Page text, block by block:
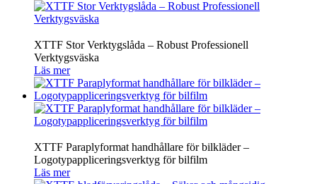
XTTF Stor Verktygslåda – Robust Professionell
Verktygsväska
Läs mer
XTTF Paraplyformat handhållare för bilkläder –
Logotypappliceringsverktyg för bilfilm
Läs mer